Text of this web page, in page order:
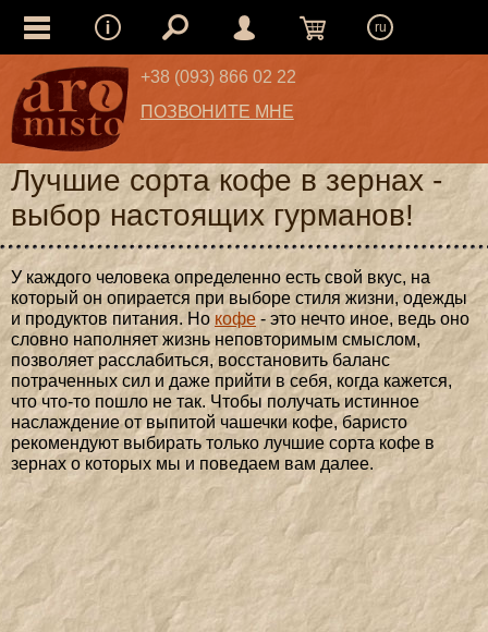
ru
+38 (093) 866 02 22
ПОЗВОНИТЕ МНЕ
Лучшие сорта кофе в зернах -
выбор настоящих гурманов!
У каждого человека определенно есть свой вкус, на
который он опирается при выборе стиля жизни, одежды
и продуктов питания. Но кофе - это нечто иное, ведь оно
словно наполняет жизнь неповторимым смыслом,
позволяет расслабиться, восстановить баланс
потраченных сил и даже прийти в себя, когда кажется,
что что-то пошло не так. Чтобы получать истинное
наслаждение от выпитой чашечки кофе, баристо
рекомендуют выбирать только лучшие сорта кофе в
зернах о которых мы и поведаем вам далее.